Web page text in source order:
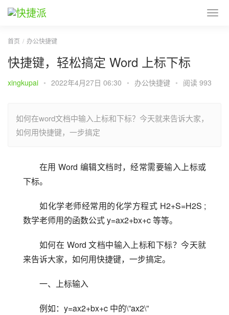
首页 办公快捷键
快捷键，轻松搞定 Word 上标下标
xingkupai • 2022年4月27日 06:30 • 办公快捷键 • 阅读 993
如何在word文档中输入上标和下标？今天就来告诉大家，
如何用快捷键，一步搞定
在用 Word 编辑文档时，经常需要输入上标或
下标。
如化学老师经常用的化学方程式 H2+S=H2S ;
数学老师用的函数公式 y=ax2+bx+c 等等。
如何在 Word 文档中输入上标和下标？今天就
来告诉大家，如何用快捷键，一步搞定。
一、上标输入
例如：y=ax2+bx+c 中的\”ax2\”